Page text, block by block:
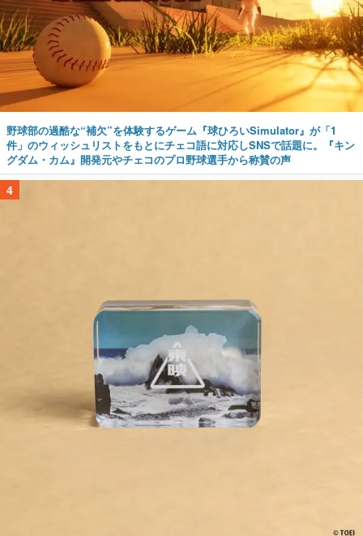
野球部の過酷な“補欠”を体験するゲーム『球ひろいSimulator』が「1
件」のウィッシュリストをもとにチェコ語に対応しSNSで話題に。『キン
グダム・カム』開発元やチェコのプロ野球選手から称賛の声
4